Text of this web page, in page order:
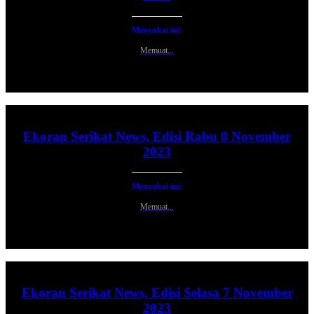
Menyukai ini:
Memuat...
Ekoran Serikat News, Edisi Rabu 8 November
2023
Menyukai ini:
Memuat...
Ekoran Serikat News, Edisi Selasa 7 November
2023